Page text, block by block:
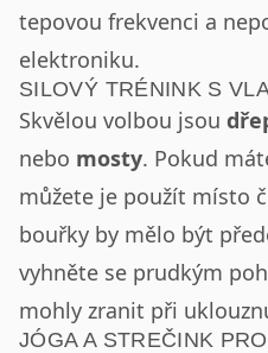
tepovou frekvenci a
elektroniku.
SILOVÝ TRÉNINK S
Skvělou volbou jsou
nebo mosty. Pokud
můžete je použít místo
bouřky by mělo být
vyhněte se prudkým
mohly zranit při
JÓGA A STREČINK